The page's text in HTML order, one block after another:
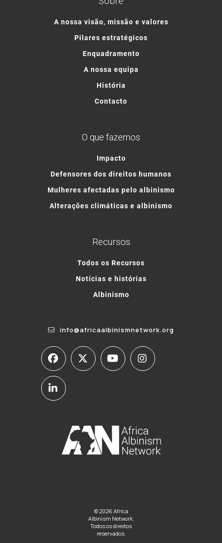
A nossa visão, missão e valores
Pilares estratégicos
Enquadramento
A nossa equipa
História
Contacto
O que fazemos
Impacto
Defensores dos direitos humanos
Mulheres afectadas pelo albinismo
Alterações climáticas e albinismo
Recursos
Todos os Recursos
Notícias e histórias
Albinismo
info@africaalbinismnetwork.org
© 2026 Africa
Albinism Network.
Todos os direitos
reservados.